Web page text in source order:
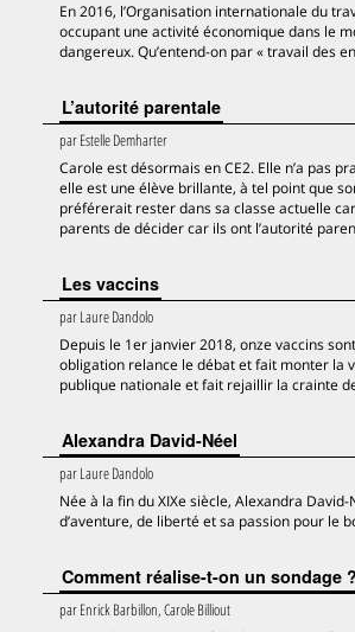
En 2016, l’Organisation internationale du
occupant une activité économique dans le
dangereux. Qu’entend-on par « travail des
L’autorité parentale
parEstelle Demharter
Carole est désormais en CE2. Elle n’a pas
elle est une élève brillante, à tel point que
préférerait rester dans sa classe actuelle
parents de décider car ils ont l’autorité
Les vaccins
parLaure Dandolo
Depuis le 1er janvier 2018, onze vaccins
obligation relance le débat et fait monter la
publique nationale et fait rejaillir la crainte
Alexandra David-Néel
parLaure Dandolo
Née à la fin du XIXe siècle, Alexandra
d’aventure, de liberté et sa passion pour le
Comment réalise-t-on un sondage ?
parEnrick Barbillon, Carole Billiout